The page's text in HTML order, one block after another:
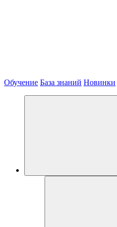
Обучение База знаний Новинки